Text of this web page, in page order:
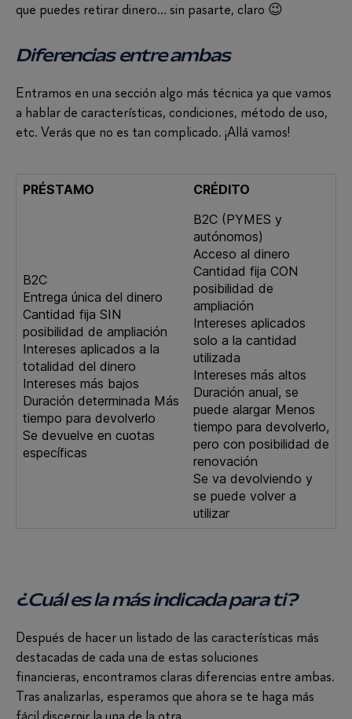
que puedes retirar dinero… sin pasarte, claro 😉
Diferencias entre ambas
Entramos en una sección algo más técnica ya que vamos
a hablar de características, condiciones, método de uso,
etc. Verás que no es tan complicado. ¡Allá vamos!
PRÉSTAMO CRÉDITO
B2C
Entrega única del dinero
Cantidad fija SIN
posibilidad de ampliación
Intereses aplicados a la
totalidad del dinero
Intereses más bajos
Duración determinada Más
tiempo para devolverlo
Se devuelve en cuotas
específicas
B2C (PYMES y
autónomos)
Acceso al dinero
Cantidad fija CON
posibilidad de
ampliación
Intereses aplicados
solo a la cantidad
utilizada
Intereses más altos
Duración anual, se
puede alargar Menos
tiempo para devolverlo,
pero con posibilidad de
renovación
Se va devolviendo y
se puede volver a
utilizar
¿Cuál es la más indicada para ti?
Después de hacer un listado de las características más
destacadas de cada una de estas soluciones
financieras, encontramos claras diferencias entre ambas.
Tras analizarlas, esperamos que ahora se te haga más